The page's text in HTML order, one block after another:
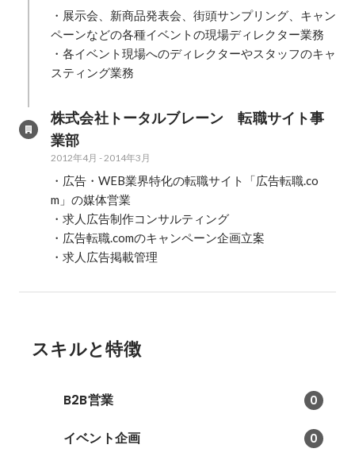
・展示会、新商品発表会、街頭サンプリング、キャン
ペーンなどの各種イベントの現場ディレクター業務
・各イベント現場へのディレクターやスタッフのキャ
スティング業務
株式会社トータルブレーン　転職サイト事
業部
2012年4月 - 2014年3月
・広告・WEB業界特化の転職サイト「広告転職.co
m」の媒体営業
・求人広告制作コンサルティング
・広告転職.comのキャンペーン企画立案
・求人広告掲載管理
スキルと特徴
B2B営業 0
イベント企画 0